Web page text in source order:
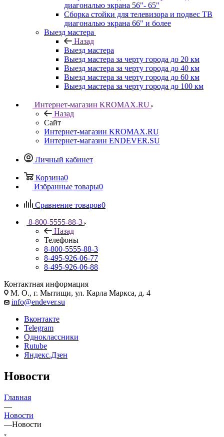
диагональю экрана 56"- 65"
Сборка стойки для телевизора и подвес ТВ
диагональю экрана 66" и более
Выезд мастера
Назад
Выезд мастера
Выезд мастера за черту города до 20 км
Выезд мастера за черту города до 40 км
Выезд мастера за черту города до 60 км
Выезд мастера за черту города до 100 км
Интернет-магазин KROMAX.RU
Назад
Сайт
Интернет-магазин KROMAX.RU
Интернет-магазин ENDEVER.SU
Личный кабинет
Корзина0
Избранные товары0
Сравнение товаров0
8-800-5555-88-3
Назад
Телефоны
8-800-5555-88-3
8-495-926-06-77
8-495-926-06-88
Контактная информация
М. О., г. Мытищи, ул. Карла Маркса, д. 4
info@endever.su
Вконтакте
Telegram
Одноклассники
Rutube
Яндекс.Дзен
Новости
Главная
—
Новости
—Новости